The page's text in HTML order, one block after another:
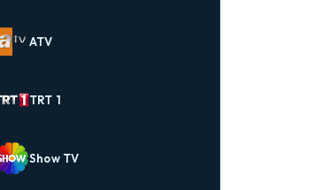
ATV
TRT 1
Show TV